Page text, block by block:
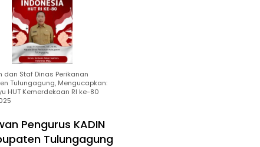
dan Staf Dinas Perikanan
Tulungagung, Mengucapkan:
HUT Kemerdekaan RI ke-80
Pengurus KADIN
Tulungagung